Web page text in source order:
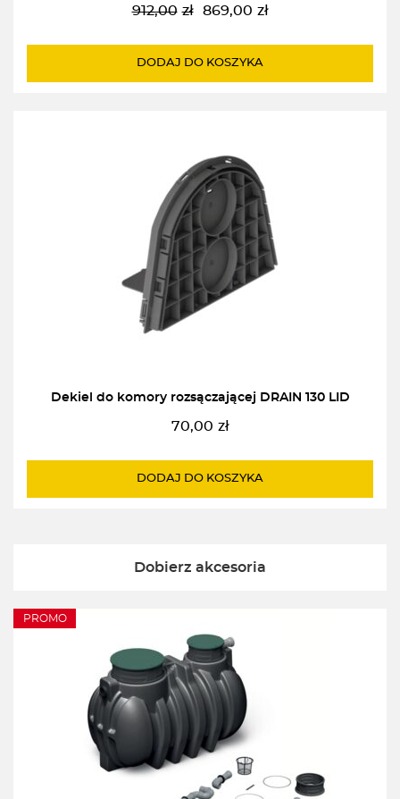
912,00 zł
Pierwotna
wynosiła:
869,00 zł
Aktualna
wynosi:
DODAJ DO KOSZYKA
Dekiel do komory rozsączającej DRAIN 130 LID
70,00 zł
DODAJ DO KOSZYKA
Dobierz akcesoria
PROMO